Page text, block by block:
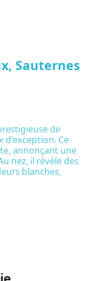
Sauternes
de
d'exception. Ce
annonçant une
nez, il révèle des
blanches,